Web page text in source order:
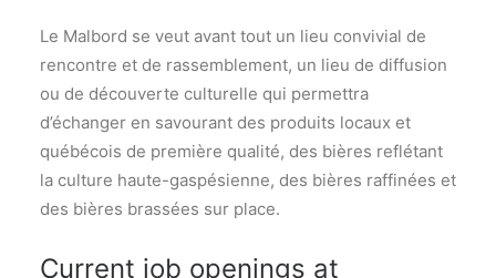
Le Malbord se veut avant tout un lieu convivial de
rencontre et de rassemblement, un lieu de diffusion
ou de découverte culturelle qui permettra
d’échanger en savourant des produits locaux et
québécois de première qualité, des bières reflétant
la culture haute-gaspésienne, des bières raffinées et
des bières brassées sur place.
Current job openings at